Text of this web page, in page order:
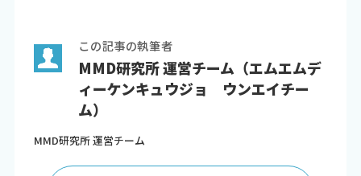
この記事の執筆者
MMD研究所 運営チーム（エムエムデ
ィーケンキュウジョ ウンエイチー
ム）
MMD研究所 運営チーム